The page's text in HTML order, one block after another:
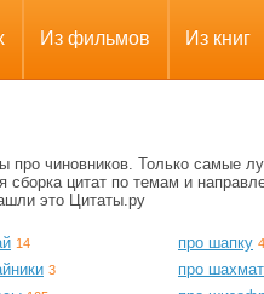
Из фильмов Из книг
про чиновников. Только самые
сборка цитат по темам и
это Цитаты.ру
14
3
про шапку 4
про